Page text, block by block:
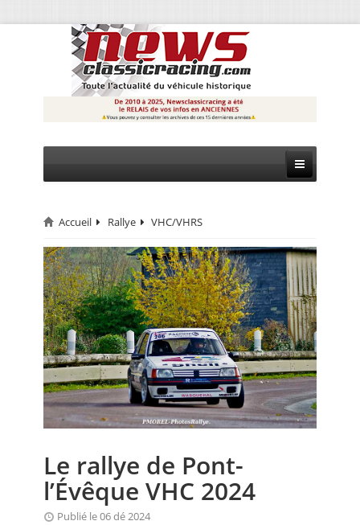
CIRCUIT
RALLYE
MONTAGNE
EVÈNEMENTS
CALENDRIER
FOCUS
ANNUAIRES
PETITES ANNONCES
Accueil Rallye VHC/VHRS
Le rallye de Pont-
l’Évêque VHC 2024
Publié le 06 dé 2024